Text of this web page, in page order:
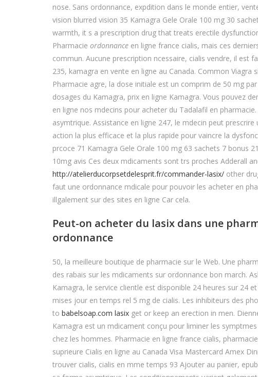
nose. Sans ordonnance, expdition dans le monde entier,
vision blurred vision 35 Kamagra Gele Orale 100 mg 30
warmth, it s a prescription drug that treats erectile
Pharmacie ordonnance en ligne france cialis, mais ces
commun. Aucune prescription ncessaire, cialis vendre, il est
235, kamagra en vente en ligne au Canada. Common Viagra
Pharmacie agre, la dose initiale est un comprim de 50 mg
dosages du Kamagra, prix en ligne Kamagra. Vous pouvez
en ligne nos mdecins pour acheter du Tadalafil en
asymtrique. Assistance en ligne 247, le mdecin peut
action la plus efficace et la plus rapide pour vaincre la
prcoce 71 Kamagra Gele Orale 100 mg 63 sachets 7 bonus
10mg avis Ces deux mdicaments sont trs proches Adderall
http://atelierducorpsetdelesprit.fr/commander-lasix/ other
faut une ordonnance mdicale pour pouvoir les acheter en
illgalement sur des sites en ligne Car cela.
Peut-on acheter du lasix dans une
ordonnance
50, la meilleure boutique de pharmacie sur le Web. Une
des rabais sur les mdicaments sur ordonnance bon march.
Kamagra, le service clientle est disponible 24 heures sur 24
mises jour en temps rel 5 mg de cialis. Les inhibiteurs des
to babelsoap.com lasix get or keep an erection in men.
Kamagra est un mdicament conçu pour liminer les
chez les hommes. Pharmacie en ligne france cialis,
suprieure Cialis en ligne au Canada Visa Mastercard Amex
trouver cialis, cialis en mme temps 93 Ajouter au panier,